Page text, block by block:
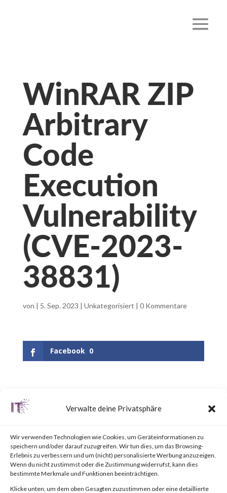
Verwalte deine Privatsphäre
Wir verwenden Technologien wie Cookies, um Geräteinformationen zu
speichern und/oder darauf zuzugreifen. Wir tun dies, um das Browsing-
Erlebnis zu verbessern und um (nicht) personalisierte Werbung anzuzeigen.
Wenn du nicht zustimmst oder die Zustimmung widerrufst, kann dies
bestimmte Merkmale und Funktionen beeinträchtigen.
Klicke unten, um dem oben Gesagten zuzustimmen oder eine detaillierte
WinRAR ZIP
Arbitrary
Code
Execution
Vulnerability
(CVE-2023-
38831)
von | 5. Sep. 2023 | Unkategorisiert | 0 Kommentare
Facebook 0
What is WinRAR?
for file
compression/decompression
and archive management.